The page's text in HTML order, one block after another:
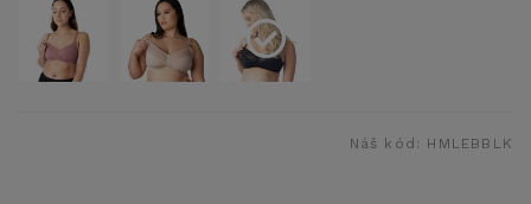
Náš kód: HMLEBBLK